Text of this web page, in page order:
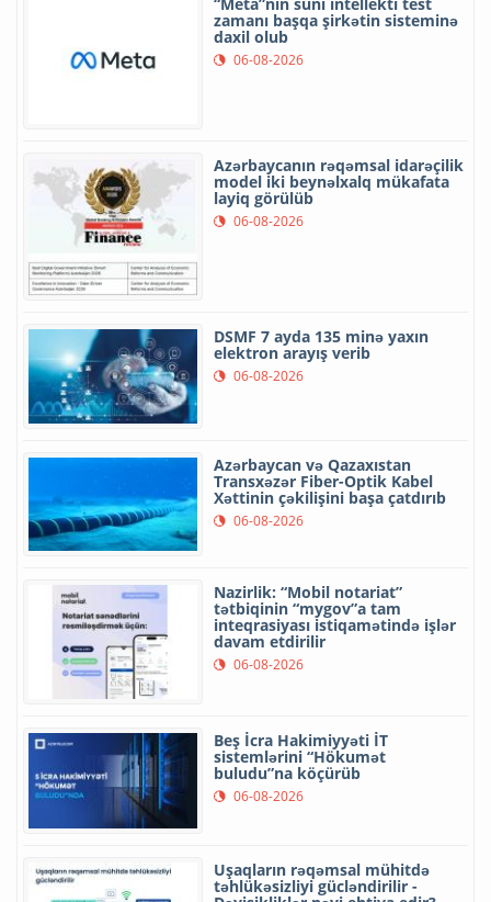
zamanı başqa şirkətin sisteminə
daxil olub
06-08-2026
Azərbaycanın rəqəmsal idarəçilik
model iki beynəlxalq mükafata
layiq görülüb
06-08-2026
DSMF 7 ayda 135 minə yaxın
elektron arayış verib
06-08-2026
Azərbaycan və Qazaxıstan
Transxəzər Fiber-Optik Kabel
Xəttinin çəkilişini başa çatdırıb
06-08-2026
Nazirlik: “Mobil notariat”
tətbiqinin “mygov”a tam
inteqrasiyası istiqamətində işlər
davam etdirilir
06-08-2026
Beş İcra Hakimiyyəti İT
sistemlərini “Hökumət
buludu”na köçürüb
06-08-2026
Uşaqların rəqəmsal mühitdə
təhlükəsizliyi gücləndirilir -